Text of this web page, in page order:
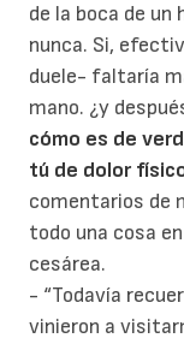
de la boca de un
nunca. Si,
duele- faltaría
mano. ¿y
cómo es de
tú de dolor
comentarios de
todo una cosa
cesárea.
- “Todavía
vinieron a